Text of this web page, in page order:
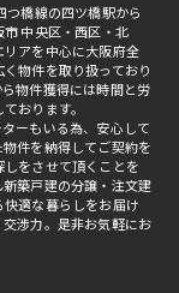
橋線の四ツ橋駅から
中央区・西区・北
アを中心に大阪府全
物件を取り扱っており
物件獲得には時間と労
おります。
ーもいる為、安心して
件を納得してご契約を
をさせて頂くことを
築戸建の分譲・注文建
適な暮らしをお届け
渉力。是非お気軽にお